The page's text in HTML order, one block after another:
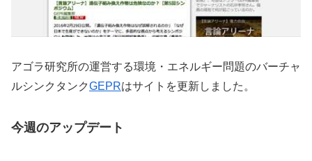
アゴラ研究所の運営する環境・エネルギー問題のバーチャ
ルシンクタンクGEPRはサイトを更新しました。
今週のアップデート